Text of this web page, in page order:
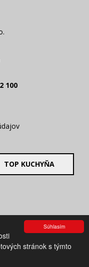
Súhlasím
stránok s týmto
100
TOP KUCHYŇA
Created by CTS Europe